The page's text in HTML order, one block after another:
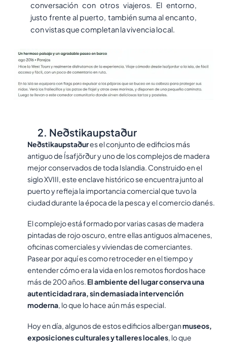
conversación con otros viajeros. El entorno,
justo frente al puerto, también suma al encanto,
con vistas que completan la vivencia local.
2. Neðstikaupstaður
Neðstikaupstaðures el conjunto de edificios más
antiguo de Ísafjörður y uno de los complejos de madera
mejor conservados de toda Islandia. Construido en el
siglo XVIII, este enclave histórico se encuentra junto al
puerto y refleja la importancia comercial que tuvo la
ciudad durante la época de la pesca y el comercio danés.
El complejo está formado por varias casas de madera
pintadas de rojo oscuro, entre ellas antiguos almacenes,
oficinas comerciales y viviendas de comerciantes.
Pasear por aquí es como retroceder en el tiempo y
entender cómo era la vida en los remotos fiordos hace
más de 200 años. El ambiente del lugar conserva una
autenticidad rara, sin demasiada intervención
moderna, lo que lo hace aún más especial.
Hoy en día, algunos de estos edificios alberganmuseos,
exposiciones culturales y talleres locales, lo que